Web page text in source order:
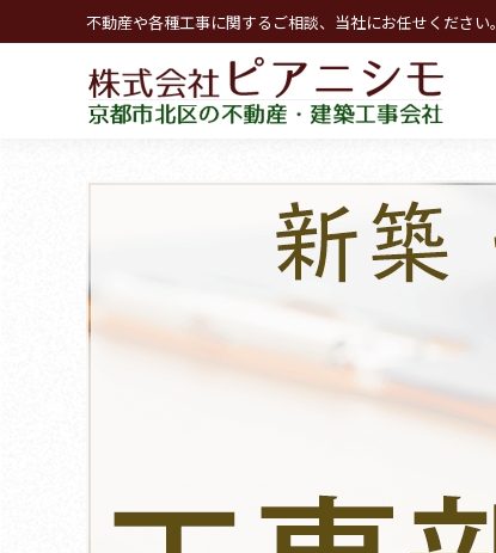
不動産や各種工事に関するご相談、当社にお任せください。